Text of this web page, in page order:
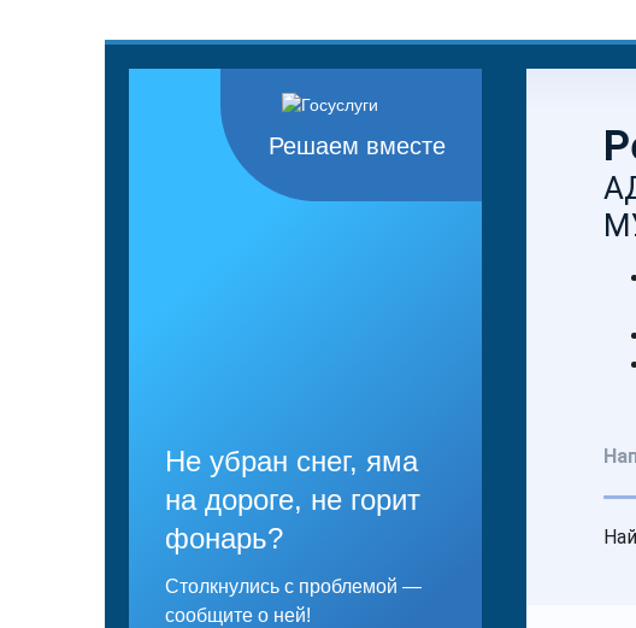
Решаем вместе
Не убран снег, яма
на дороге, не горит
фонарь?
Столкнулись с проблемой —
сообщите о ней!